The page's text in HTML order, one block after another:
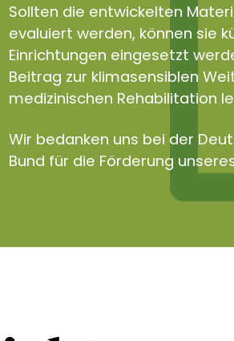
Sollten die entwickelten
evaluiert werden, können sie
Einrichtungen eingesetzt
Beitrag zur klimasensiblen
medizinischen Rehabilitation
Wir bedanken uns bei der
Bund für die Förderung